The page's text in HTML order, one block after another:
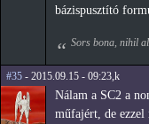
bázispusztító
Sors bona, nihil
#35 - 2015.09.15 - 09:23,k
Nálam a SC2 a
műfajért, de